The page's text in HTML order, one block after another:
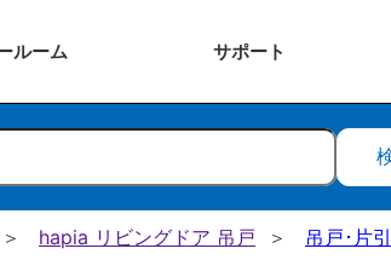
ルーム サポート
hapia リビングドア 吊戸 吊戸･片引